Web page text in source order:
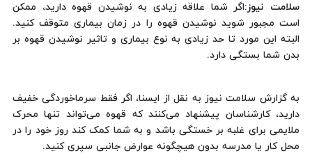
سلامت نیوز:اگر شما علاقه زیادی به نوشیدن قهوه دارید، ممکن
است مجبور شوید نوشیدن قهوه را در زمان بیماری متوقف کنید.
البته این مورد تا حد زیادی به نوع بیماری و تاثیر نوشیدن قهوه بر
بدن شما بستگی دارد.
به گزارش سلامت نیوز به نقل از ایسنا، اگر فقط سرماخوردگی خفیف
دارید، کارشناسان پیشنهاد می‌کنند که قهوه می‌تواند تنها محرک
ملایمی برای غلبه بر خستگی باشد و به شما کمک ‌کند روز خود را در
محل کار یا مدرسه بدون هیچگونه عوارض جانبی سپری کنید.